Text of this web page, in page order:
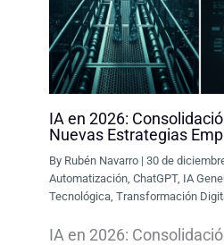
IA en 2026:
Nuevas Estrategias
By Rubén Navarro |30 de
Automatización ,ChatGPT, IA
Tecnológica ,Transformación
IA en 2026: